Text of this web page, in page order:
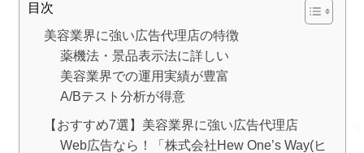
目次
美容業界に強い広告代理店の特徴
薬機法・景品表示法に詳しい
美容業界での運用実績が豊富
A/Bテスト分析が得意
【おすすめ7選】美容業界に強い広告代理店
Web広告なら！「株式会社Hew One’s Way(ヒ